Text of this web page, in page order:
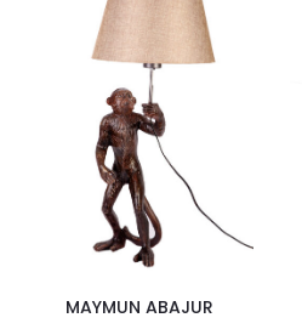
MAYMUN ABAJUR